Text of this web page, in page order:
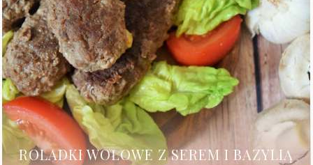
ROLADKI WOŁOWE Z SEREM I BAZYLIĄ